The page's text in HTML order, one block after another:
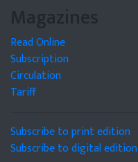
Magazines
Read Online
Subscription
Circulation
Tariff
Subscribe to print edition
Subscribe to digital edition